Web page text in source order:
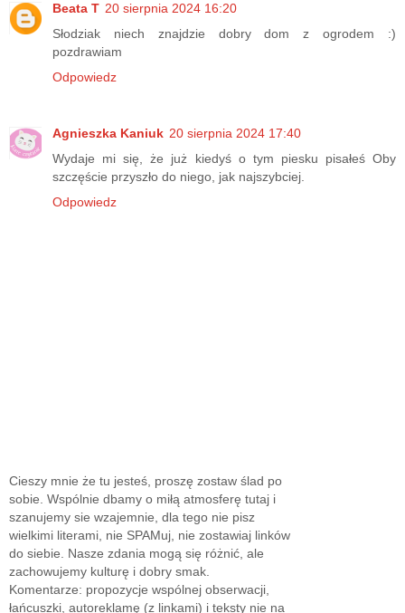
Beata T 20 sierpnia 2024 16:20
Słodziak niech znajdzie dobry dom z ogrodem :)
pozdrawiam
Odpowiedz
Agnieszka Kaniuk 20 sierpnia 2024 17:40
Wydaje mi się, że już kiedyś o tym piesku pisałeś Oby
szczęście przyszło do niego, jak najszybciej.
Odpowiedz
Cieszy mnie że tu jesteś, proszę zostaw ślad po
sobie. Wspólnie dbamy o miłą atmosferę tutaj i
szanujemy sie wzajemnie, dla tego nie pisz
wielkimi literami, nie SPAMuj, nie zostawiaj linków
do siebie. Nasze zdania mogą się różnić, ale
zachowujemy kulturę i dobry smak.
Komentarze: propozycje wspólnej obserwacji,
łańcuszki, autoreklamę (z linkami) i teksty nie na